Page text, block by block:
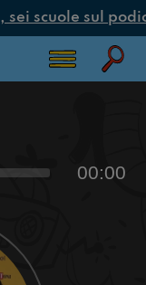
sei scuole sul
00:00